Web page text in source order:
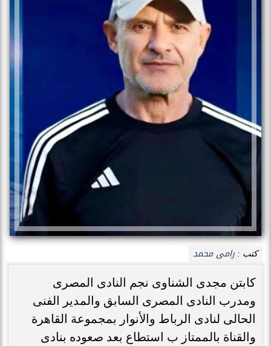
كتب : رامى محمد
كابتن مجدى الشناوى نجم النادى المصرى
ومدرب النادى المصرى السابق والمدير الفنى
الحالى لنادى الرباط والأنوار بمجموعة القاهرة
والقناة بالممتاز ب استطاع بعد صعوده بنادى